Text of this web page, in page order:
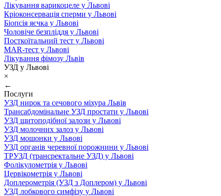
Лікування варикоцеле у Львові
Кріоконсервація сперми у Львові
Біопсія яєчка у Львові
Чоловіче безпліддя у Львові
Посткоїтальний тест у Львові
MAR-тест у Львові
Лікування фімозу Львів
УЗД у Львові
×
←
Послуги
УЗД нирок та сечового міхура Львів
Трансабдомінальне УЗД простати у Львові
УЗД щитоподібної залози у Львові
УЗД молочних залоз у Львові
УЗД мошонки у Львові
УЗД органів черевної порожнини у Львові
ТРУЗД (трансректальне УЗД) у Львові
Фолікулометрія у Львові
Цервікометрія у Львові
Доплерометрія (УЗД з Доплером) у Львові
УЗД лобкового симфізу у Львові